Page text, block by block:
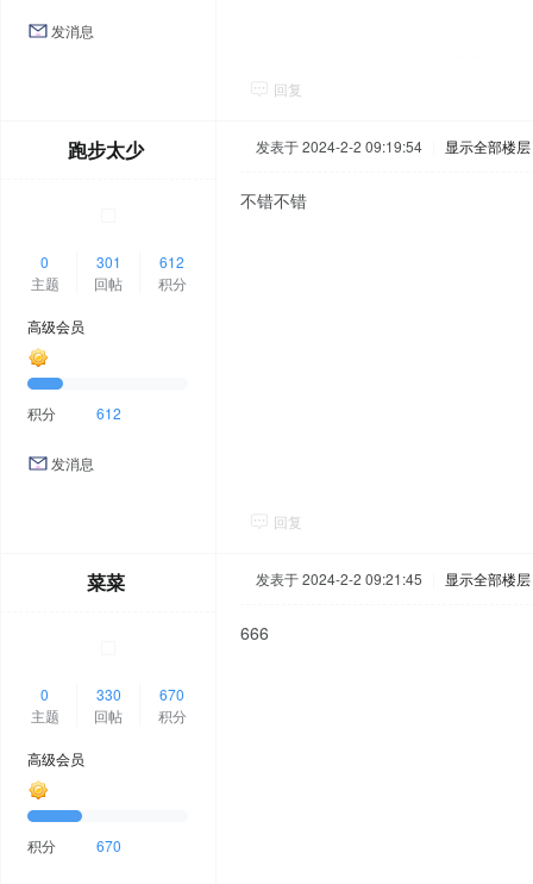
发消息
回复
跑步太少
0
主题
301
回帖
612
积分
高级会员
积分 612
发消息
发表于 2024-2-2 09:19:54 显示全部楼层
不错不错
回复
菜菜
0
主题
330
回帖
670
积分
高级会员
积分 670
发表于 2024-2-2 09:21:45 显示全部楼层
666